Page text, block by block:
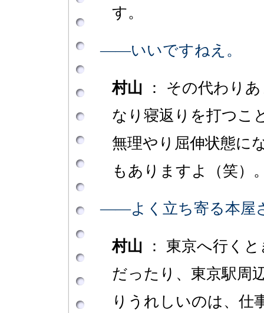
す。
――いいですねえ。
村山 ： その代わり
なり寝返りを打つこ
無理やり屈伸状態に
もありますよ（笑）
――よく立ち寄る本屋
村山 ： 東京へ行く
だったり、東京駅周
りうれしいのは、仕